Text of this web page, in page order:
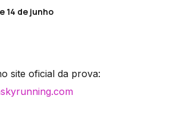
14 de junho
site oficial da prova: